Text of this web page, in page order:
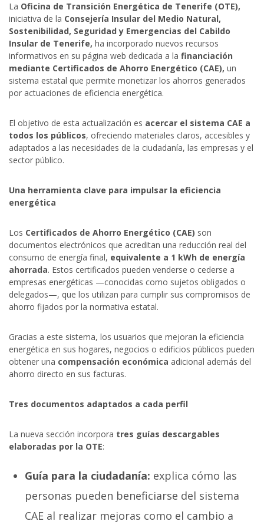
La Oficina de Transición Energética de Tenerife (OTE),
iniciativa de la Consejería Insular del Medio Natural,
Sostenibilidad, Seguridad y Emergencias del Cabildo
Insular de Tenerife, ha incorporado nuevos recursos
informativos en su página web dedicada a la financiación
mediante Certificados de Ahorro Energético (CAE), un
sistema estatal que permite monetizar los ahorros generados
por actuaciones de eficiencia energética.
El objetivo de esta actualización es acercar el sistema CAE a
todos los públicos, ofreciendo materiales claros, accesibles y
adaptados a las necesidades de la ciudadanía, las empresas y el
sector público.
Una herramienta clave para impulsar la eficiencia
energética
Los Certificados de Ahorro Energético (CAE) son
documentos electrónicos que acreditan una reducción real del
consumo de energía final, equivalente a 1 kWh de energía
ahorrada. Estos certificados pueden venderse o cederse a
empresas energéticas —conocidas como sujetos obligados o
delegados—, que los utilizan para cumplir sus compromisos de
ahorro fijados por la normativa estatal.
Gracias a este sistema, los usuarios que mejoran la eficiencia
energética en sus hogares, negocios o edificios públicos pueden
obtener una compensación económica adicional además del
ahorro directo en sus facturas.
Tres documentos adaptados a cada perfil
La nueva sección incorpora tres guías descargables
elaboradas por la OTE:
Guía para la ciudadanía: explica cómo las
personas pueden beneficiarse del sistema
CAE al realizar mejoras como el cambio a